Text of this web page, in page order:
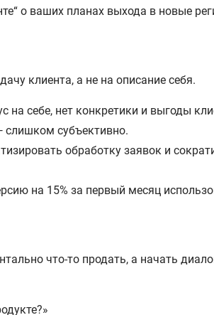
о ваших планах выхода в новые
клиента, а не на описание себя.
себе, нет конкретики и выгоды
субъективно.
обработку заявок и
на 15% за первый месяц
что-то продать, а начать